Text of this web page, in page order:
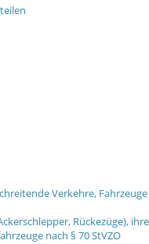
Verkehre, Fahrzeuge
Rückezüge), ihre
nach § 70 StVZO